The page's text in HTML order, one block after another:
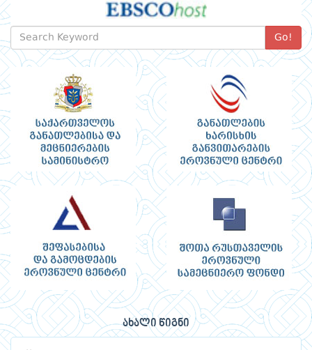
Go!
ახალი წიგნი